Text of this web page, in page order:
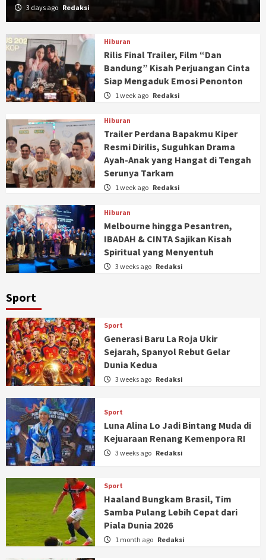
3 days ago Redaksi
Hiburan
Rilis Final Trailer, Film “Dan
Bandung” Kisah Perjuangan Cinta
Siap Mengaduk Emosi Penonton
1 week ago Redaksi
Hiburan
Trailer Perdana Bapakmu Kiper
Resmi Dirilis, Suguhkan Drama
Ayah-Anak yang Hangat di Tengah
Serunya Tarkam
1 week ago Redaksi
Hiburan
Melbourne hingga Pesantren,
IBADAH & CINTA Sajikan Kisah
Spiritual yang Menyentuh
3 weeks ago Redaksi
Sport
Sport
Generasi Baru La Roja Ukir
Sejarah, Spanyol Rebut Gelar
Dunia Kedua
3 weeks ago Redaksi
Sport
Luna Alina Lo Jadi Bintang Muda di
Kejuaraan Renang Kemenpora RI
3 weeks ago Redaksi
Sport
Haaland Bungkam Brasil, Tim
Samba Pulang Lebih Cepat dari
Piala Dunia 2026
1 month ago Redaksi